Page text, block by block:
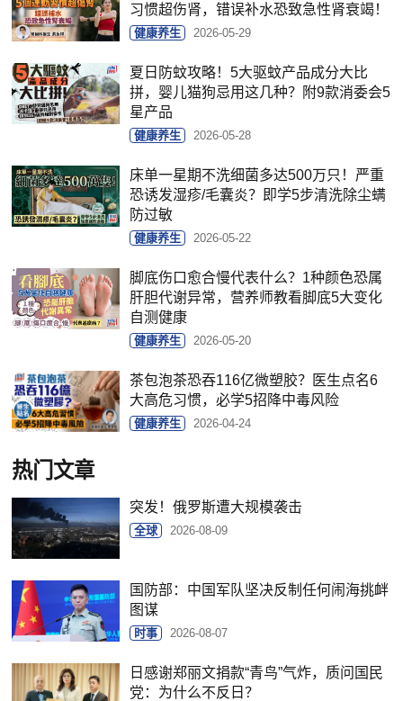
习惯超伤肾，错误补水恐致急性肾衰竭！
健康养生 2026-05-29
夏日防蚊攻略！5大驱蚊产品成分大比
拼，婴儿猫狗忌用这几种？附9款消委会5
星产品
健康养生 2026-05-28
床单一星期不洗细菌多达500万只！严重
恐诱发湿疹/毛囊炎？即学5步清洗除尘螨
防过敏
健康养生 2026-05-22
脚底伤口愈合慢代表什么？1种颜色恐属
肝胆代谢异常，营养师教看脚底5大变化
自测健康
健康养生 2026-05-20
茶包泡茶恐吞116亿微塑胶？医生点名6
大高危习惯，必学5招降中毒风险
健康养生 2026-04-24
热门文章
突发！俄罗斯遭大规模袭击
全球 2026-08-09
国防部：中国军队坚决反制任何闹海挑衅
图谋
时事 2026-08-07
日感谢郑丽文捐款“青鸟”气炸，质问国民
党：为什么不反日？